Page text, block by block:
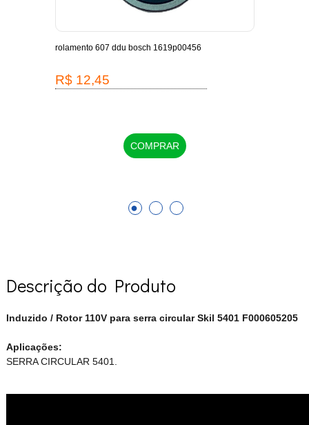
rolamento 607 ddu bosch 1619p00456
R$ 12,45
COMPRAR
Descrição do Produto
Induzido / Rotor 110V para serra circular Skil 5401 F000605205
Aplicações:
SERRA CIRCULAR 5401.